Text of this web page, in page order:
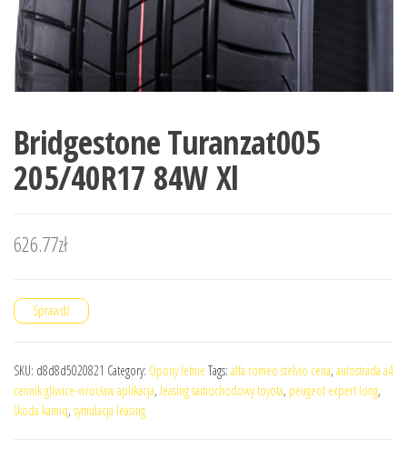
Bridgestone Turanzat005
205/40R17 84W Xl
626.77zł
Sprawdź
SKU: d8d8d5020821 Category: Opony letnie Tags: alfa romeo stelvio cena, autostrada a4
cennik gliwice-wrocław aplikacja, leasing samochodowy toyota, peugeot expert long,
škoda kamiq, symulacja leasing